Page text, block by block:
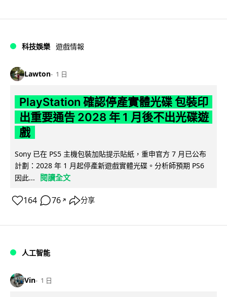
科技娛樂 遊戲情報
Lawton 1 日
PlayStation 確認停產實體光碟 包裝印
出重要通告 2028 年 1 月後不出光碟遊
戲
Sony 已在 PS5 主機包裝加貼提示貼紙，重申官方 7 月已公布
計劃：2028 年 1 月起停產新遊戲實體光碟。分析師預期 PS6
因此...
閱讀全文
164 76 ↗ 分享
人工智能
Vin 1 日